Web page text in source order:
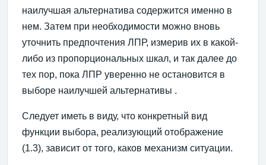
наилучшая альтернатива содержится именно в
нем. Затем при необходимости можно вновь
уточнить предпочтения ЛПР, измерив их в какой-
либо из пропорциональных шкал, и так далее до
тех пор, пока ЛПР уверенно не остановится в
выборе наилучшей альтернативы .
Следует иметь в виду, что конкретный вид
функции выбора, реализующий отображение
(1.3), зависит от того, каков механизм ситуации.